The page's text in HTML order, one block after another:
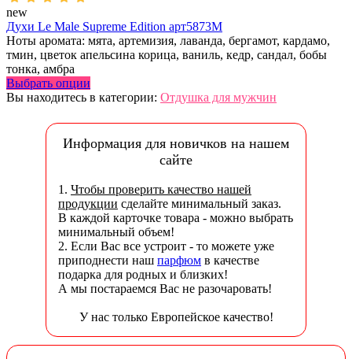
new
Духи Le Male Supreme Edition арт5873M
Ноты аромата: мята, артемизия, лаванда, бергамот, кардамо,
тмин, цветок апельсина корица, ваниль, кедр, сандал, бобы
тонка, амбра
Выбрать опции
Вы находитесь в категории: Отдушка для мужчин
Информация для новичков на нашем
сайте
1. Чтобы проверить качество нашей
продукции сделайте минимальный заказ.
В каждой карточке товара - можно выбрать
минимальный объем!
2. Если Вас все устроит - то можете уже
приподнести наш парфюм в качестве
подарка для родных и близких!
А мы постараемся Вас не разочаровать!
У нас только Европейское качество!